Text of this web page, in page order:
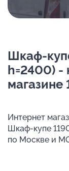
Шкаф-
h=2400) -
Интернет
Шкаф-купе
по Москве и